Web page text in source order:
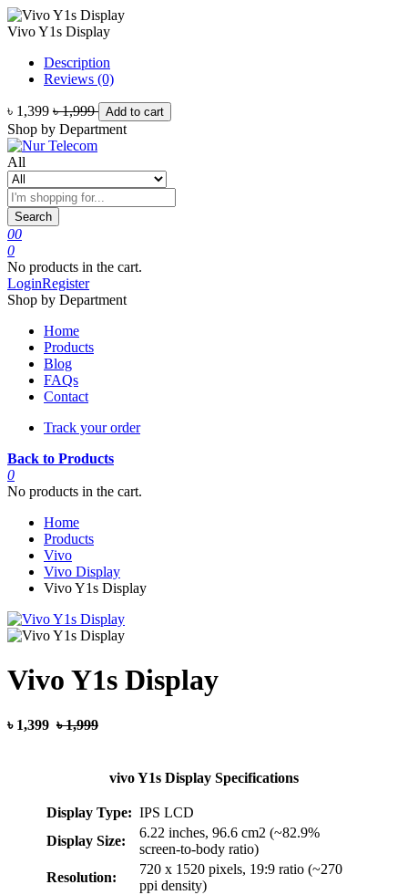
Vivo Y1s Display
Description
Reviews (0)
৳ 1,399 ৳ 1,999 Add to cart
Shop by Department
All
Search
00
0
No products in the cart.
LoginRegister
Shop by Department
Home
Products
Blog
FAQs
Contact
Track your order
Back to Products
0
No products in the cart.
Home
Products
Vivo
Vivo Display
Vivo Y1s Display
Vivo Y1s Display
৳ 1,399 ৳ 1,999
vivo Y1s Display Specifications
Display Type: IPS LCD
Display Size:
6.22 inches, 96.6 cm2 (~82.9%
screen-to-body ratio)
Resolution:
720 x 1520 pixels, 19:9 ratio (~270
ppi density)